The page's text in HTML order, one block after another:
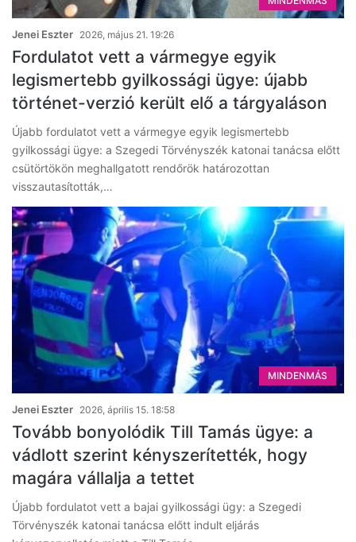
Jenei Eszter 2026, május 21. 19:26
Fordulatot vett a vármegye egyik
legismertebb gyilkossági ügye: újabb
történet-verzió került elő a tárgyaláson
Újabb fordulatot vett a vármegye egyik legismertebb
gyilkossági ügye: a Szegedi Törvényszék katonai tanácsa előtt
csütörtökön meghallgatott rendőrök határozottan
visszautasították,…
MINDENMÁS
Jenei Eszter 2026, április 15. 18:58
Tovább bonyolódik Till Tamás ügye: a
vádlott szerint kényszerítették, hogy
magára vállalja a tettet
Újabb fordulatot vett a bajai gyilkossági ügy: a Szegedi
Törvényszék katonai tanácsa előtt indult eljárás